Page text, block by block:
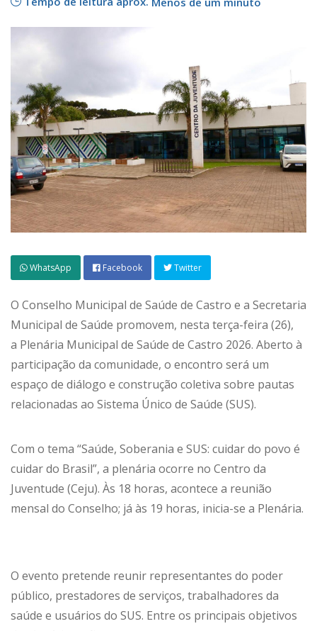
WhatsApp Facebook Twitter
O Conselho Municipal de Saúde de Castro e a Secretaria
Municipal de Saúde promovem, nesta terça-feira (26),
a Plenária Municipal de Saúde de Castro 2026. Aberto à
participação da comunidade, o encontro será um
espaço de diálogo e construção coletiva sobre pautas
relacionadas ao Sistema Único de Saúde (SUS).
Com o tema “Saúde, Soberania e SUS: cuidar do povo é
cuidar do Brasil”, a plenária ocorre no Centro da
Juventude (Ceju). Às 18 horas, acontece a reunião
mensal do Conselho; já às 19 horas, inicia-se a Plenária.
O evento pretende reunir representantes do poder
público, prestadores de serviços, trabalhadores da
saúde e usuários do SUS. Entre os principais objetivos